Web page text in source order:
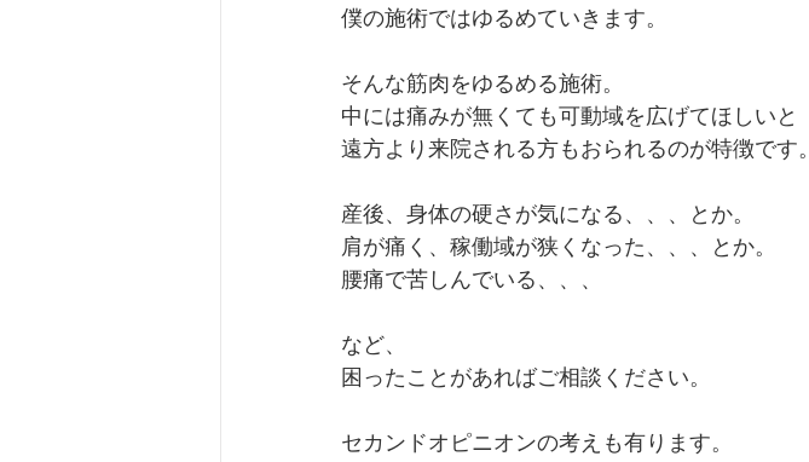
僕の施術ではゆるめていきます。
そんな筋肉をゆるめる施術。
中には痛みが無くても可動域を広げてほしいと
遠方より来院される方もおられるのが特徴です。
産後、身体の硬さが気になる、、、とか。
肩が痛く、稼働域が狭くなった、、、とか。
腰痛で苦しんでいる、、、
など、
困ったことがあればご相談ください。
セカンドオピニオンの考えも有ります。